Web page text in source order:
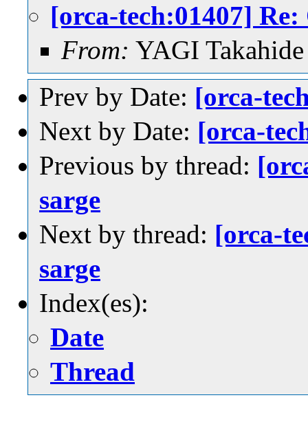
[orca-tech:01407]
From: YAGI Takahide
Prev by Date: [orca-
Next by Date: [orca-
Previous by thread:
sarge
Next by thread: [orca-
sarge
Index(es):
Date
Thread